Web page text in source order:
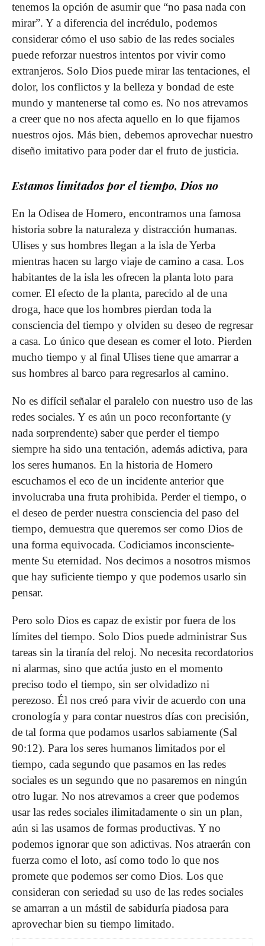
tenemos la opción de asumir que “no pasa nada con
mirar”. Y a diferencia del incrédulo, podemos
considerar cómo el uso sabio de las redes sociales
puede reforzar nuestros intentos por vivir como
extranjeros. Solo Dios puede mirar las tentaciones, el
dolor, los conflictos y la belleza y bondad de este
mundo y mante­nerse tal como es. No nos atrevamos
a creer que no nos afecta aquello en lo que fijamos
nuestros ojos. Más bien, debemos aprovechar nuestro
diseño imitativo para poder dar el fruto de justicia.
Estamos limitados por el tiempo, Dios no
En la Odisea de Homero, encontramos una famosa
his­toria sobre la naturaleza y distracción humanas.
Ulises y sus hombres llegan a la isla de Yerba
mientras hacen su largo viaje de camino a casa. Los
habitantes de la isla les ofrecen la plan­ta loto para
comer. El efecto de la planta, parecido al de una
droga, hace que los hombres pierdan toda la
consciencia del tiempo y olviden su deseo de regresar
a casa. Lo único que de­sean es comer el loto. Pierden
mucho tiempo y al final Ulises tiene que amarrar a
sus hombres al barco para regresarlos al camino.
No es difícil señalar el paralelo con nuestro uso de las
redes sociales. Y es aún un poco reconfortante (y
nada sor­prendente) saber que perder el tiempo
siempre ha sido una tentación, además adictiva, para
los seres humanos. En la his­toria de Homero
escuchamos el eco de un incidente anterior que
involucraba una fruta prohibida. Perder el tiempo, o
el deseo de perder nuestra consciencia del paso del
tiempo, de­muestra que queremos ser como Dios de
una forma equivoca­da. Codiciamos inconsciente­
mente Su eternidad. Nos decimos a nosotros mismos
que hay suficiente tiempo y que po­demos usarlo sin
pensar.
Pero solo Dios es capaz de existir por fuera de los
límites del tiempo. Solo Dios puede administrar Sus
tareas sin la tiranía del reloj. No necesita re­cordatorios
ni alarmas, sino que actúa justo en el momento
preciso todo el tiempo, sin ser olvidadizo ni
perezoso. Él nos creó para vivir de acuerdo con una
cronología y para contar nuestros días con precisión,
de tal forma que podamos usar­los sabiamente (Sal
90:12). Para los seres humanos limitados por el
tiempo, cada segundo que pasamos en las redes
sociales es un segundo que no pasaremos en ningún
otro lugar. No nos atrevamos a creer que podemos
usar las redes sociales ilimitadamente o sin un plan,
aún si las usamos de formas productivas. Y no
podemos ignorar que son adictivas. Nos atraerán con
fuerza como el loto, así como todo lo que nos
promete que podemos ser como Dios. Los que
consideran con seriedad su uso de las redes sociales
se amarran a un mástil de sabiduría piadosa para
aprovechar bien su tiempo limitado.